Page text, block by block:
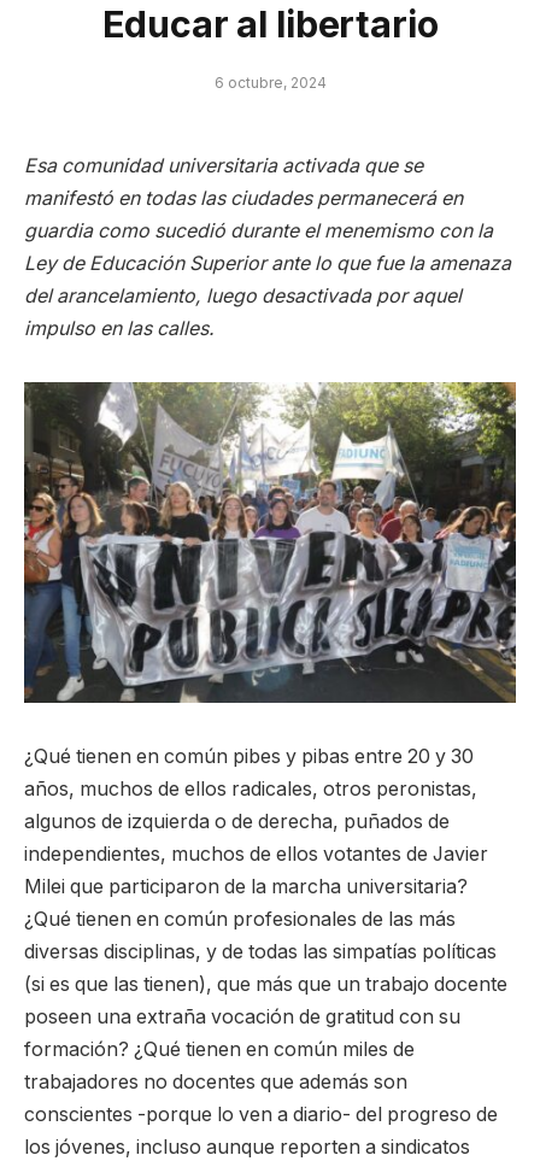
Educar al libertario
6 octubre, 2024
Esa comunidad universitaria activada que se
manifestó en todas las ciudades permanecerá en
guardia como sucedió durante el menemismo con la
Ley de Educación Superior ante lo que fue la amenaza
del arancelamiento, luego desactivada por aquel
impulso en las calles.
¿Qué tienen en común pibes y pibas entre 20 y 30
años, muchos de ellos radicales, otros peronistas,
algunos de izquierda o de derecha, puñados de
independientes, muchos de ellos votantes de Javier
Milei que participaron de la marcha universitaria?
¿Qué tienen en común profesionales de las más
diversas disciplinas, y de todas las simpatías políticas
(si es que las tienen), que más que un trabajo docente
poseen una extraña vocación de gratitud con su
formación? ¿Qué tienen en común miles de
trabajadores no docentes que además son
conscientes -porque lo ven a diario- del progreso de
los jóvenes, incluso aunque reporten a sindicatos